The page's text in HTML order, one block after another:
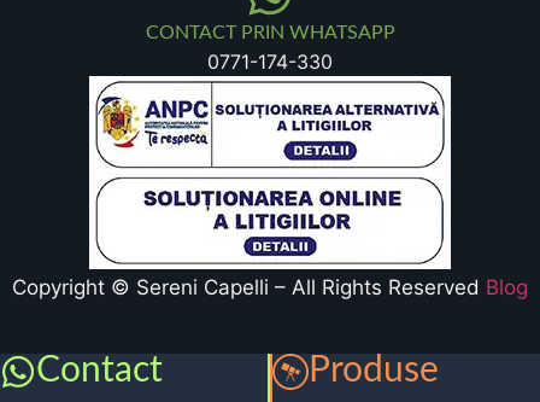
CONTACT PRIN WHATSAPP
0771-174-330
Copyright © Sereni Capelli – All Rights Reserved Blog
Contact Produse